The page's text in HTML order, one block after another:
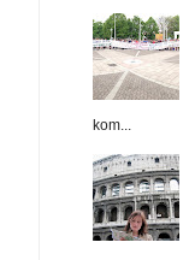
kom...